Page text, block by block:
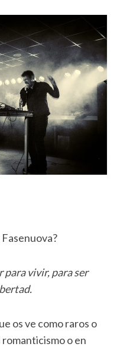
para vivir, para ser
os ve como raros o
o en